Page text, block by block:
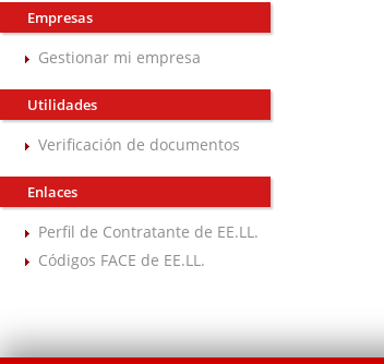
Empresas
Gestionar mi empresa
Utilidades
Verificación de documentos
Enlaces
Perfil de Contratante de EE.LL.
Códigos FACE de EE.LL.